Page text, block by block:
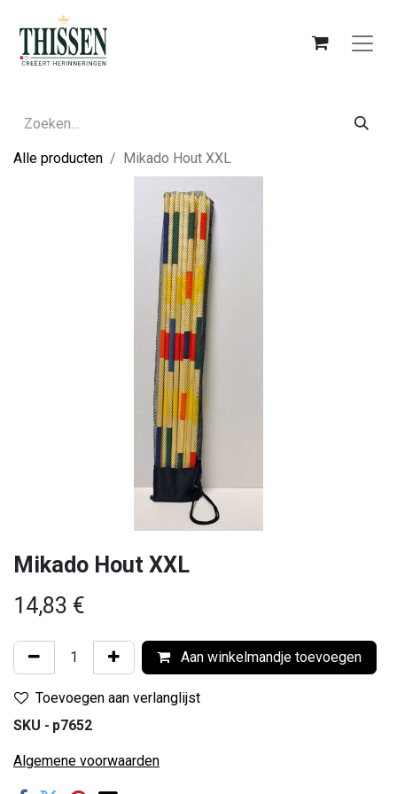
Alle producten Mikado Hout XXL
Mikado Hout XXL
14,83 €
Aan winkelmandje toevoegen
Toevoegen aan verlanglijst
SKU - p7652
Algemene voorwaarden